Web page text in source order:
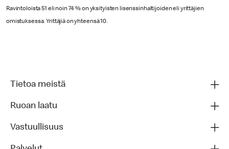
Ravintoloista 51 eli noin 74 % on yksityisten lisenssinhaltijoiden eli yrittäjien
omistuksessa. Yrittäjiä on yhteensä 10.
Tietoa meistä
Ruoan laatu
Vastuullisuus